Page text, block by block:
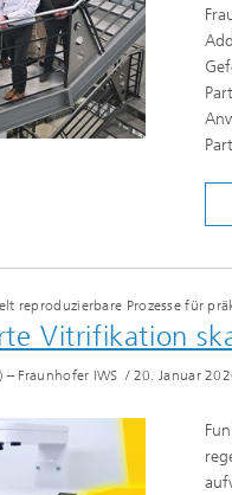
reproduzierbare Prozesse für
Vitrifikation
– Fraunhofer IWS / 20. Januar